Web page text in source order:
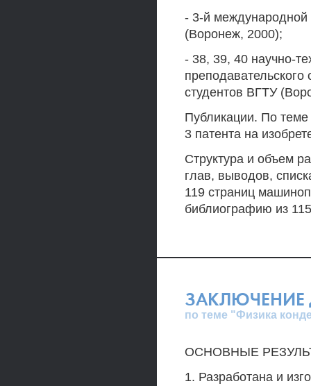
- 3-й
(Воронеж, 2000);
- 38, 39, 40 научно-
преподавательского
студентов ВГТУ
Публикации. По теме
3 патента на
Структура и объем
глав, выводов,
119 страниц
библиографию из
ЗАКЛЮЧЕНИЕ
по теме "Физика
ОСНОВНЫЕ
1. Разработана и